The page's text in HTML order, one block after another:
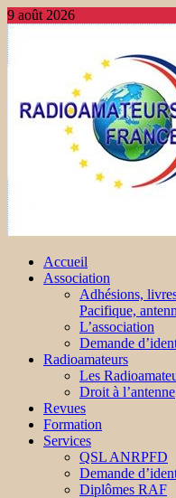
9 août 2026
Accueil
Association
Adhésions,
Pacifique,
L’association
Demande
Radioamateurs
Les
Droit à l’antenne
Revues
Formation
Services
QSL ANRPFD
Demande
Diplômes RAF